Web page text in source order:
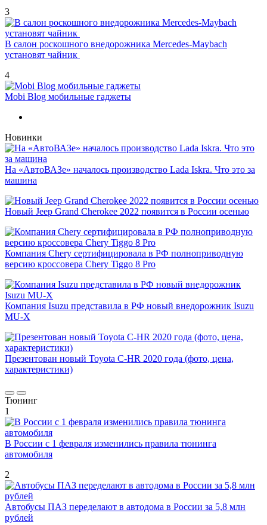
3
В салон роскошного внедорожника Mercedes-Maybach
установят чайник
4
Mobi Blog мобильные гаджеты
Новинки
На «АвтоВАЗе» началось производство Lada Iskra. Что это за
машина
Новый Jeep Grand Cherokee 2022 появится в России осенью
Компания Chery сертифицировала в РФ полноприводную
версию кроссовера Chery Tiggo 8 Pro
Компания Isuzu представила в РФ новый внедорожник Isuzu
MU-X
Презентован новый Toyota C-HR 2020 года (фото, цена,
характеристики)
Тюнинг
1
В России с 1 февраля изменились правила тюнинга
автомобиля
2
Автобусы ПАЗ переделают в автодома в России за 5,8 млн
рублей